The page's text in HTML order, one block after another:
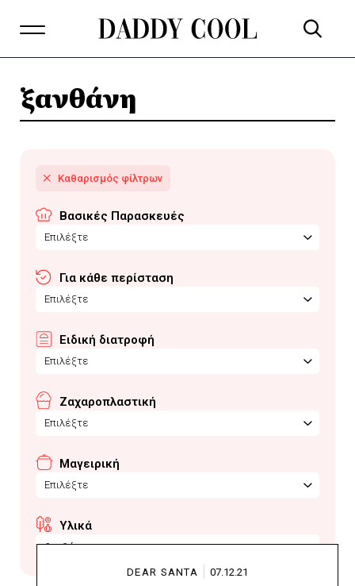
ξανθάνη
Βασικές Παρασκευές
Επιλέξτε
Για κάθε περίσταση
Επιλέξτε
Ειδική διατροφή
Επιλέξτε
Ζαχαροπλαστική
Επιλέξτε
Μαγειρική
Επιλέξτε
Υλικά
ξανθάνη
DEAR SANTA 07.12.21